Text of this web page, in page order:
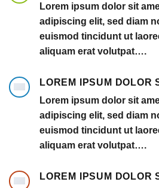
Lorem ipsum dolor sit
adipiscing elit, sed diam
euismod tincidunt ut
aliquam erat volutpat….
LOREM IPSUM DOLOR
Lorem ipsum dolor sit
adipiscing elit, sed diam
euismod tincidunt ut
aliquam erat volutpat….
LOREM IPSUM DOLOR